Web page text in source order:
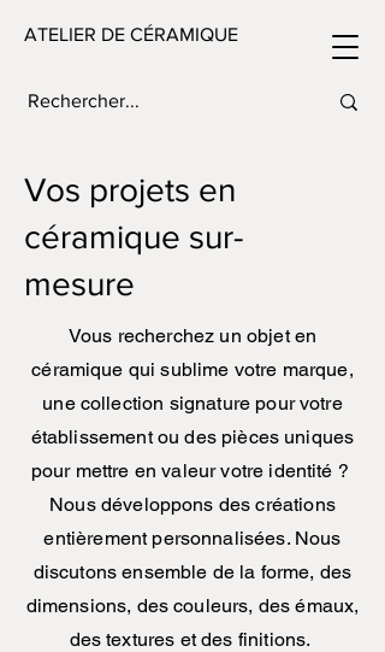
ATELIER DE CÉRAMIQUE
Vos projets en
céramique sur-
mesure
Vous recherchez un objet en
céramique qui sublime votre marque,
une collection signature pour votre
établissement ou des pièces uniques
pour mettre en valeur votre identité ?
Nous développons des créations
entièrement personnalisées. Nous
discutons ensemble de la forme, des
dimensions, des couleurs, des émaux,
des textures et des finitions.